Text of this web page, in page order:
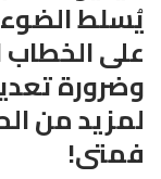
يُسلط
على
وضرورة
لمزيد من
فمتى!